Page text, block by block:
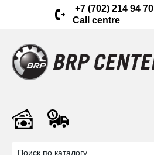
+7 (702) 214 94 70
Call centre